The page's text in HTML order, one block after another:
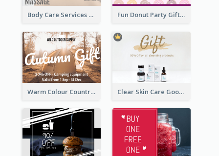
Body Care Services Gift Card Fun Donut Party Gift Card With Special Title
Warm Colour Country Site Gift Card Clear Skin Care Goods Gift Card